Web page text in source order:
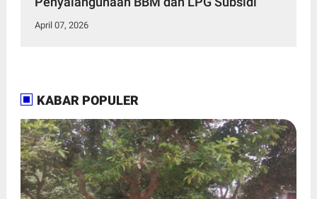
April 07, 2026
KABAR POPULER